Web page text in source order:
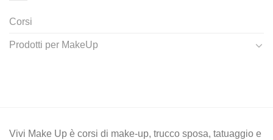
Corsi
Prodotti per MakeUp
Vivi Make Up è corsi di make-up, trucco sposa, tatuaggio e